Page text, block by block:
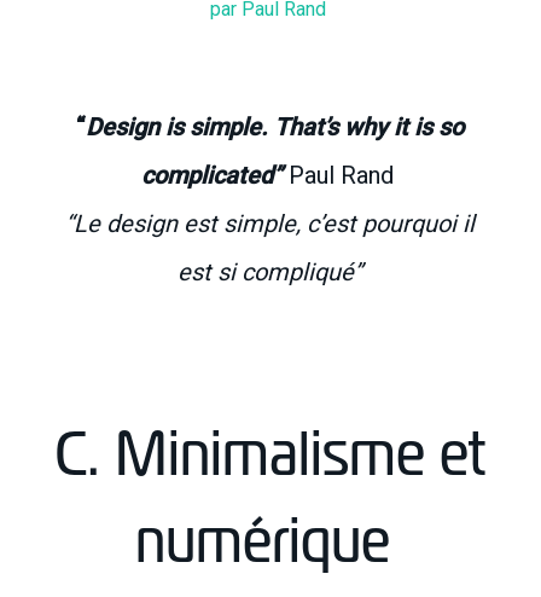
par Paul Rand
“Design is simple. That’s why it is so
complicated” Paul Rand
“Le design est simple, c’est pourquoi il
est si compliqué”
C. Minimalisme et
numérique